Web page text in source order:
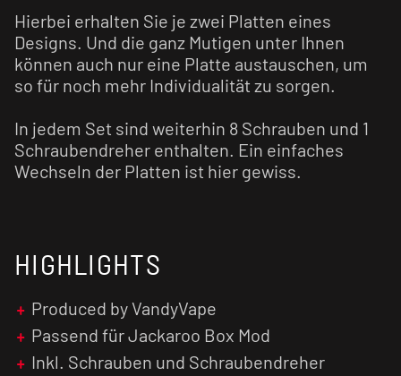
Hierbei erhalten Sie je zwei Platten eines
Designs. Und die ganz Mutigen unter Ihnen
können auch nur eine Platte austauschen, um
so für noch mehr Individualität zu sorgen.
In jedem Set sind weiterhin 8 Schrauben und 1
Schraubendreher enthalten. Ein einfaches
Wechseln der Platten ist hier gewiss.
HIGHLIGHTS
Produced by VandyVape
Passend für Jackaroo Box Mod
Inkl. Schrauben und Schraubendreher